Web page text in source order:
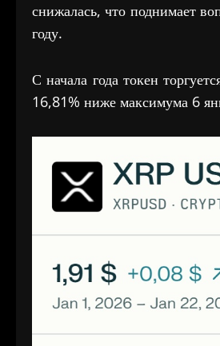
снижалась, что поднимает
году.
С начала года токен
16,81% ниже максимума 6